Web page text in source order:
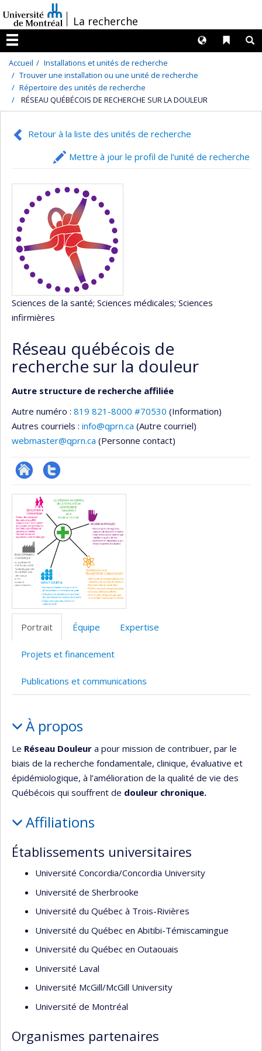
au
contenu
/La recherche
Menu
Liens
Langues
Accueil
Installations et unités de recherche
Trouver une installation ou une unité de recherche
Répertoire des unités de recherche
RÉSEAU QUÉBÉCOIS DE RECHERCHE SUR LA DOULEUR
Retour à la liste des unités de recherche
Mettre à jour le profil de l’unité de recherche
Sciences de la santé; Sciences médicales; Sciences
infirmières
Réseau québécois de
recherche sur la douleur
Autre structure de recherche affiliée
Autre numéro : 819 821-8000 #70530 (Information)
Autres courriels : info@qprn.ca (Autre courriel)
webmaster@qprn.ca (Personne contact)
Site
de
l’unité
de
recherche
Compte
twitter
Médias
Portrait Équipe Expertise
Projets et financement
Publications et communications
Portrait
À propos
Le Réseau Douleur a pour mission de contribuer, par le
biais de la recherche fondamentale, clinique, évaluative et
épidémiologique, à l’amélioration de la qualité de vie des
Québécois qui souffrent de douleur chronique.
Affiliations
Établissements universitaires
Université Concordia/Concordia University
Université de Sherbrooke
Université du Québec à Trois-Rivières
Université du Québec en Abitibi-Témiscamingue
Université du Québec en Outaouais
Université Laval
Université McGill/McGill University
Université de Montréal
Organismes partenaires